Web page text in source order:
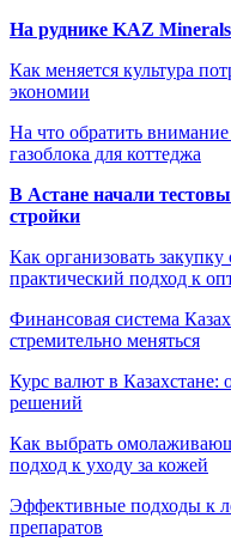
На руднике KAZ
Как меняется культура
экономии
На что обратить
газоблока для коттеджа
В Астане начали
стройки
Как организовать
практический подход к
Финансовая система
стремительно меняться
Курс валют в Казахстане:
решений
Как выбрать
подход к уходу за кожей
Эффективные подходы к
препаратов